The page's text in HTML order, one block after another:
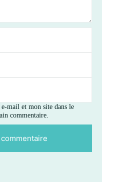
mail et mon site dans le
commentaire.